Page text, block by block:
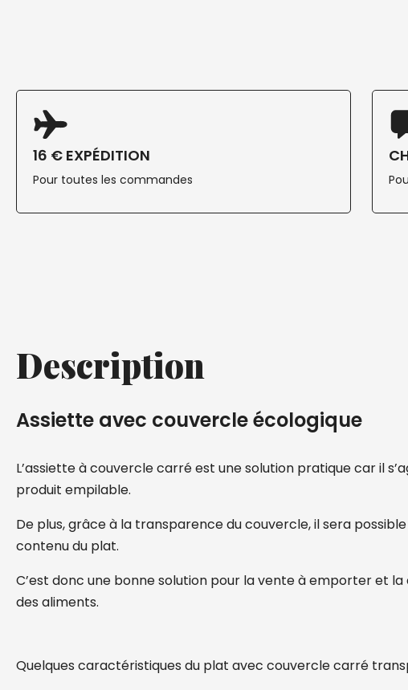
16 € EXPÉDITION
Pour toutes les commandes
Description
Assiette avec couvercle écologique
L’assiette à couvercle carré est une solution pratique car il
produit empilable.
De plus, grâce à la transparence du couvercle, il sera
contenu du plat.
C’est donc une bonne solution pour la vente à emporter et
des aliments.
Quelques caractéristiques du plat avec couvercle carré